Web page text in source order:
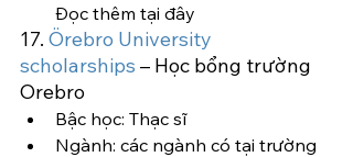
Đọc thêm tại đây
17. Örebro University
scholarships – Học bổng trường
Orebro
Bậc học: Thạc sĩ
Ngành: các ngành có tại trường